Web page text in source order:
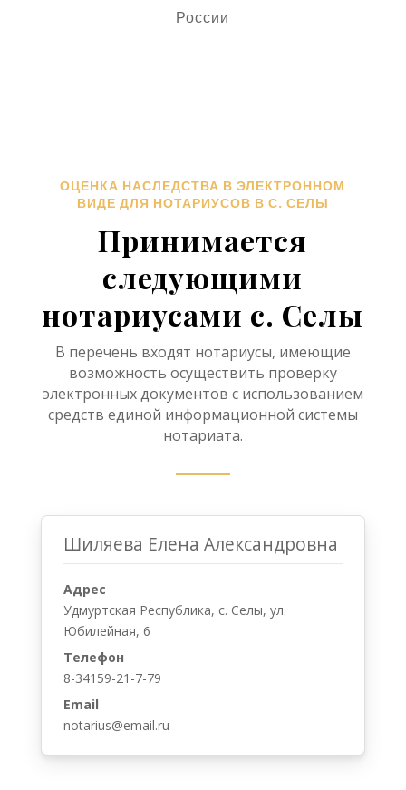
России
ОЦЕНКА НАСЛЕДСТВА В ЭЛЕКТРОННОМ
ВИДЕ ДЛЯ НОТАРИУСОВ В С. СЕЛЫ
Принимается
следующими
нотариусами с. Селы
В перечень входят нотариусы, имеющие
возможность осуществить проверку
электронных документов с использованием
средств единой информационной системы
нотариата.
Шиляева Елена Александровна
Адрес
Удмуртская Республика, с. Селы, ул.
Юбилейная, 6
Телефон
8-34159-21-7-79
Email
notarius@email.ru